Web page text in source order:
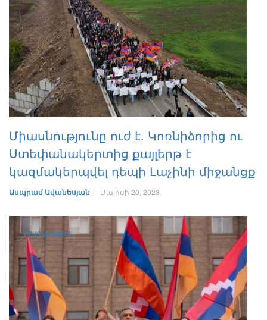
Միասնությունը ուժ է. Կոռնիձորից ու
Ստեփանակերտից քայլերթ է
կազմակերպվել դեպի Լաչինի միջանցք
Ասպրամ Ավանեսյան Մայիսի 20, 2023
ԻՐԱԴԱՐՁԱՅԻՆ